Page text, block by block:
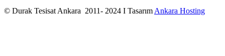
© Durak Tesisat Ankara 2011- 2024 I Tasarım Ankara Hosting